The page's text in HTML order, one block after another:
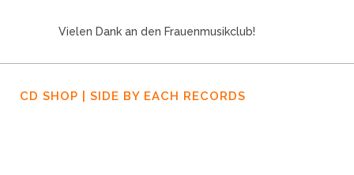
Vielen Dank an den Frauenmusikclub!
CD SHOP | SIDE BY EACH RECORDS